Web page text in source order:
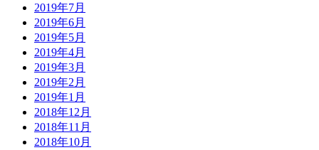
2019年7月
2019年6月
2019年5月
2019年4月
2019年3月
2019年2月
2019年1月
2018年12月
2018年11月
2018年10月